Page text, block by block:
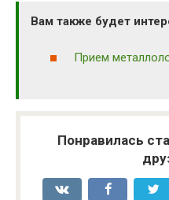
Вам также будет
Прием
Понравилась